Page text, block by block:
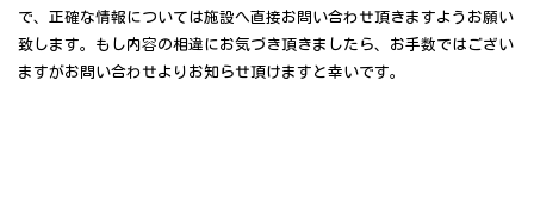
で、正確な情報については施設へ直接お問い合わせ頂きますようお願い
致します。もし内容の相違にお気づき頂きましたら、お手数ではござい
ますがお問い合わせよりお知らせ頂けますと幸いです。